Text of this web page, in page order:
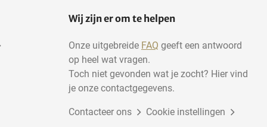
Wij zijn er om te helpen
Onze uitgebreide FAQ geeft een antwoord
op heel wat vragen.
Toch niet gevonden wat je zocht? Hier vind
je onze contactgegevens.
Contacteer ons Cookie instellingen